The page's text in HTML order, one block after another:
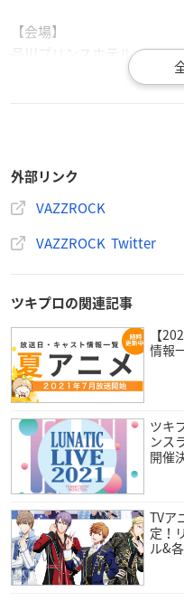
【会場】
品川プリンスホテル ステ
住所：東京都港区高輪4-10-
ROCK DOWN
佑
※公演日程・開催時間・出
す。
【チケット価格】
会場チケット：12,100円（税
オンラインシート：各公演
シリアル最速先行(抽選)
【抽選申込期間】
2021年5月28日(金)10:00～
【抽選結果発表】
2021年7月1日(木)13:00～
外部リンク
VAZZROCK
VAZZROCK Twitter
ツキプロの関連記事
【
情報
ツキ
ンス
開催
TVア
定！
ル&